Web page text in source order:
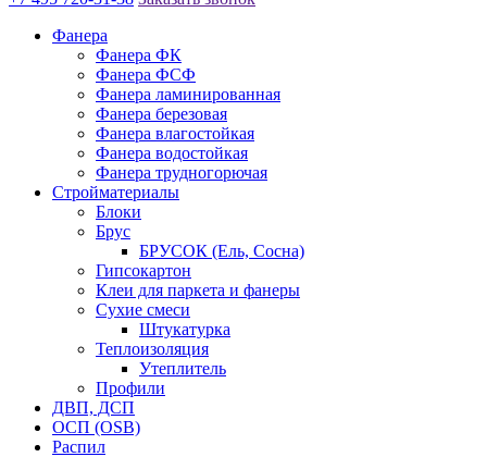
Фанера
Фанера ФК
Фанера ФСФ
Фанера ламинированная
Фанера березовая
Фанера влагостойкая
Фанера водостойкая
Фанера трудногорючая
Стройматериалы
Блоки
Брус
БРУСОК (Ель, Сосна)
Гипсокартон
Клеи для паркета и фанеры
Сухие смеси
Штукатурка
Теплоизоляция
Утеплитель
Профили
ДВП, ДСП
ОСП (OSB)
Распил